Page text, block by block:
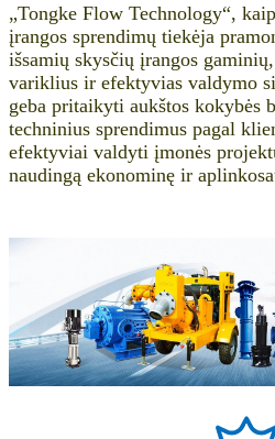
„Tongke Flow Technology“,
įrangos sprendimų tiekėja
išsamių skysčių įrangos
variklius ir efektyvias valdymo
geba pritaikyti aukštos kokybės
techninius sprendimus pagal
efektyviai valdyti įmonės
naudingą ekonominę ir